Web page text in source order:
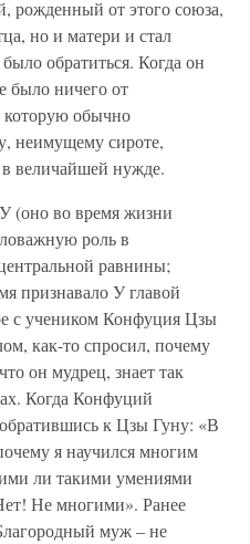
рожденный от этого союза,
но и матери и стал
обратиться. Когда он
было ничего от
которую обычно
неимущему сироте,
величайшей нужде.
(оно во время жизни
роль в
равнины;
признавало У главой
с учеником Конфуция Цзы
как-то спросил, почему
он мудрец, знает так
Когда Конфуций
к Цзы Гуну: «В
я научился многим
ли такими умениями
Не многими». Ранее
муж – не